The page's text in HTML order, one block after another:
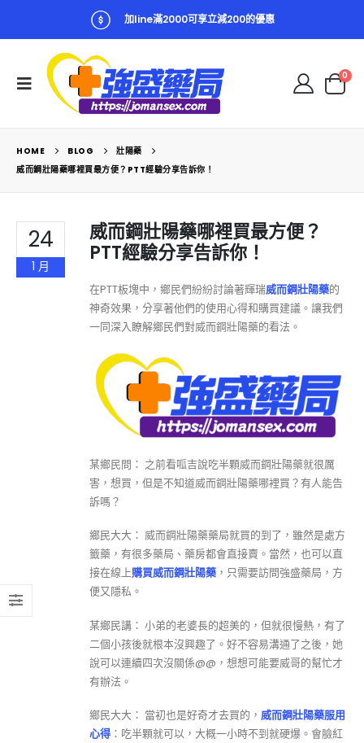
加line滿2000可享立減200的優惠
0
HOME BLOG
壯陽藥
威而鋼壯陽藥哪裡買最方便？PTT經驗分享告訴你！
24
1 月
威而鋼壯陽藥哪裡買最方便？
PTT經驗分享告訴你！
在PTT板塊中，鄉民們紛紛討論著輝瑞威而鋼壯陽藥的
神奇效果，分享著他們的使用心得和購買建議。讓我們
一同深入瞭解鄉民們對威而鋼壯陽藥的看法。
某鄉民問： 之前看呱吉說吃半顆威而鋼壯陽藥就很厲
害，想買，但是不知道威而鋼壯陽藥哪裡買？有人能告
訴嗎？
鄉民大大： 威而鋼壯陽藥藥局就買的到了，雖然是處方
籤藥，有很多藥局、藥房都會直接賣。當然，也可以直
接在線上購買威而鋼壯陽藥 ，只需要訪問強盛藥局，方
便又隱私。
某鄉民講： 小弟的老婆長的超美的，但就很慢熱，有了
二個小孩後就根本沒興趣了。好不容易溝通了之後，她
說可以連續四次沒關係@@，想想可能要威哥的幫忙才
有辦法。
鄉民大大： 當初也是好奇才去買的， 威而鋼壯陽藥服用
心得 ：吃半顆就可以，大概一小時不到就硬爆。會臉紅